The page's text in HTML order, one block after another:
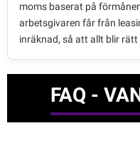
moms baserat på
arbetsgivaren får från
inräknad, så att allt blir
FAQ -